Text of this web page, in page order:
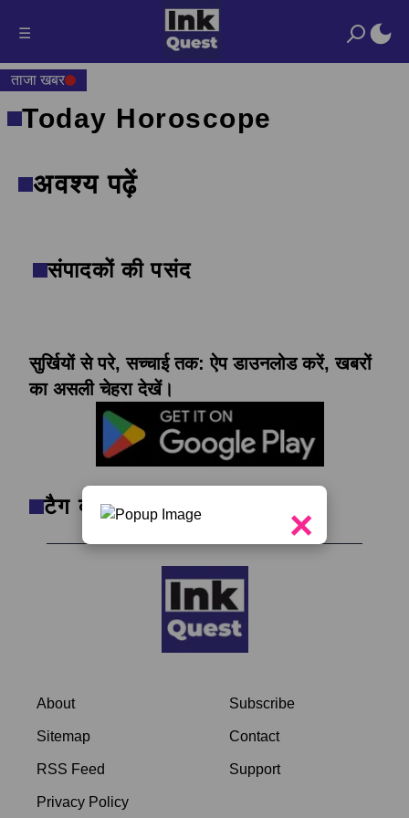
☰
ताजा खबर
×
Today Horoscope
अवश्य पढ़ें
संपादकों की पसंद
सुर्खियों से परे, सच्चाई तक: ऐप डाउनलोड करें, खबरों
का असली चेहरा देखें।
टैग क्लाउड
About
Sitemap
RSS Feed
Privacy Policy
Subscribe
Contact
Support